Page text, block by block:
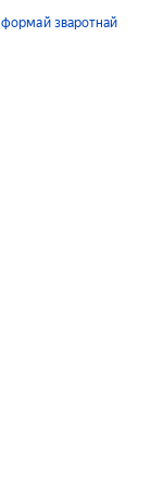
формай зваротнай